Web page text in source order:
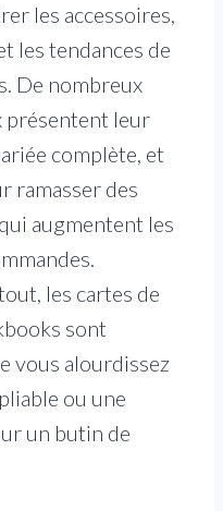
les accessoires,
les tendances de
De nombreux
présentent leur
complète, et
ramasser des
augmentent les
les cartes de
sont
vous alourdissez
ou une
un butin de